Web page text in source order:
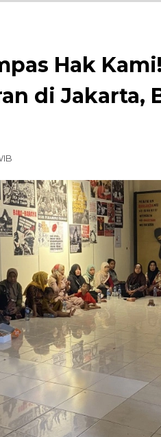
Hak
di Jakarta,